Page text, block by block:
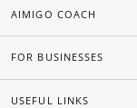
AIMIGO COACH
FOR BUSINESSES
USEFUL LINKS